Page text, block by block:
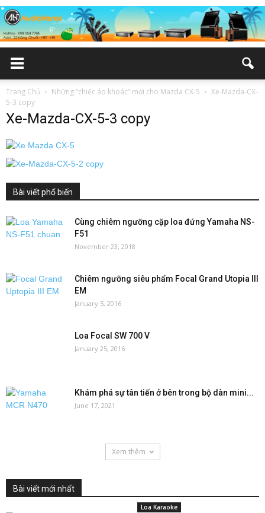
Trang Chủ Những “chiếc áo khoác” mới cho Mazda CX-5
Xe-Mazda-CX-
5-3 copy
Xe-Mazda-CX-5-3 copy
Bài viết phổ biến
Cùng chiêm ngưỡng cặp loa đứng Yamaha NS-
F51
November 23, 2018
Chiêm ngưỡng siêu phẩm Focal Grand Utopia III
EM
January 5, 2016
Loa Focal SW 700 V
January 25, 2016
Khám phá sự tân tiến ở bên trong bộ dàn mini...
June 17, 2021
Xem thêm
Bài viết mới nhất
Loa Karaoke